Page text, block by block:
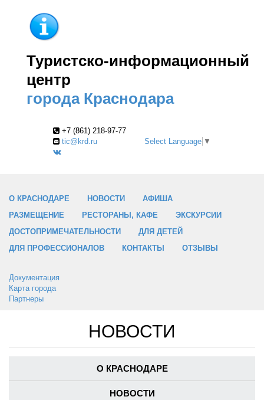
Туристско-информационный
центр
города Краснодара
+7 (861) 218-97-77
tic@krd.ru
Select Language ▼
О КРАСНОДАРЕ НОВОСТИ
АФИША
РАЗМЕЩЕНИЕ
РЕСТОРАНЫ, КАФЕ
ЭКСКУРСИИ
ДОСТОПРИМЕЧАТЕЛЬНОСТИ
ДЛЯ ДЕТЕЙ
ДЛЯ ПРОФЕССИОНАЛОВ
КОНТАКТЫ ОТЗЫВЫ
Документация
Карта города
Партнеры
НОВОСТИ
О КРАСНОДАРЕ
НОВОСТИ